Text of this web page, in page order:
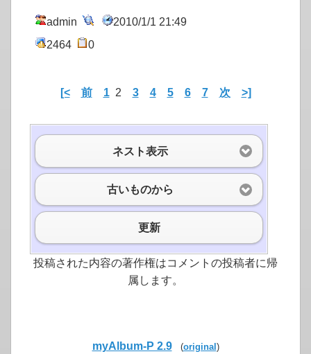
admin
2010/1/1 21:49
2464
0
[< 前 12 3 4 5 6 7 次 >]
ネスト表示
古いものから
更新
投稿された内容の著作権はコメントの投稿者に帰
属します。
myAlbum-P 2.9 (original )